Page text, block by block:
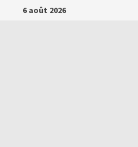
Passer6 août 2026